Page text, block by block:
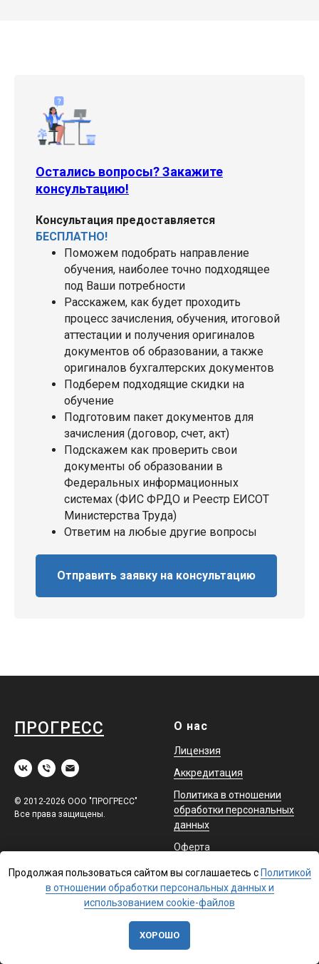
Остались вопросы? Закажите
консультацию!
Консультация предоставляется
БЕСПЛАТНО!
Поможем подобрать направление
обучения, наиболее точно подходящее
под Ваши потребности
Расскажем, как будет проходить
процесс зачисления, обучения, итоговой
аттестации и получения оригиналов
документов об образовании, а также
оригиналов бухгалтерских документов
Подберем подходящие скидки на
обучение
Подготовим пакет документов для
зачисления (договор, счет, акт)
Подскажем как проверить свои
документы об образовании в
Федеральных информационных
системах (ФИС ФРДО и Реестр ЕИСОТ
Министерства Труда)
Ответим на любые другие вопросы
Отправить заявку на консультацию
ПРОГРЕСС
© 2012-2026 ООО "ПРОГРЕСС"
Все права защищены.
О нас
Лицензия
Аккредитация
Политика в отношении
обработки персональных
данных
Оферта
Обучение
Повышение квалификации
Помощь
Доставка
Контакты
Продолжая пользоваться сайтом вы соглашаетесь с Политикой
в отношении обработки персональных данных и
использованием cookie-файлов
ХОРОШО